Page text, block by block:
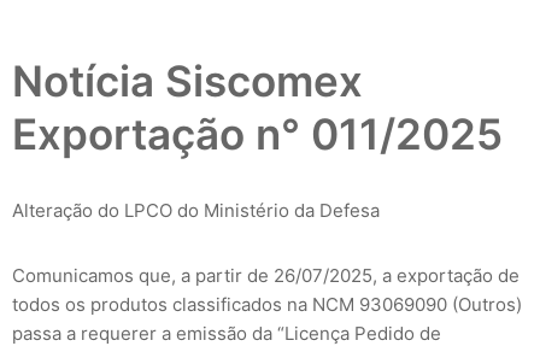
Notícia Siscomex
Exportação n° 011/2025
Alteração do LPCO do Ministério da Defesa
Comunicamos que, a partir de 26/07/2025, a exportação de
todos os produtos classificados na NCM 93069090 (Outros)
passa a requerer a emissão da “Licença Pedido de